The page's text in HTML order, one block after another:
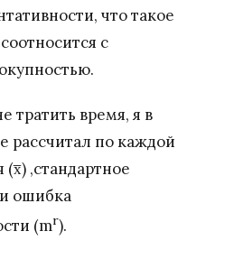
что такое
с
тратить время, я в
рассчитал по каждой
(x̅) ,стандартное
ошибка
(mr).